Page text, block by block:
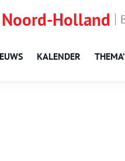
Holland
KALENDER